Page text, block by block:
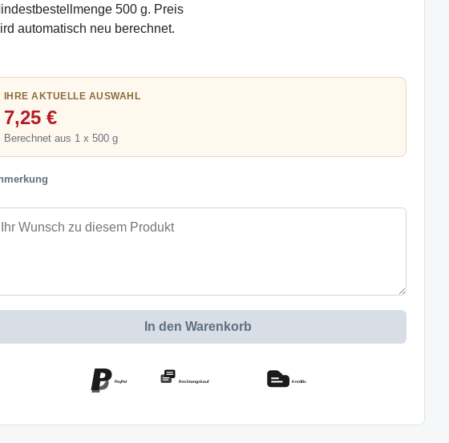
500 g. Preis
automatisch neu berechnet.
IHRE AKTUELLE AUSWAHL
7,25 €
Berechnet aus 1 x 500 g
In den Warenkorb
PayPal Rechnungskauf Kreditkarte